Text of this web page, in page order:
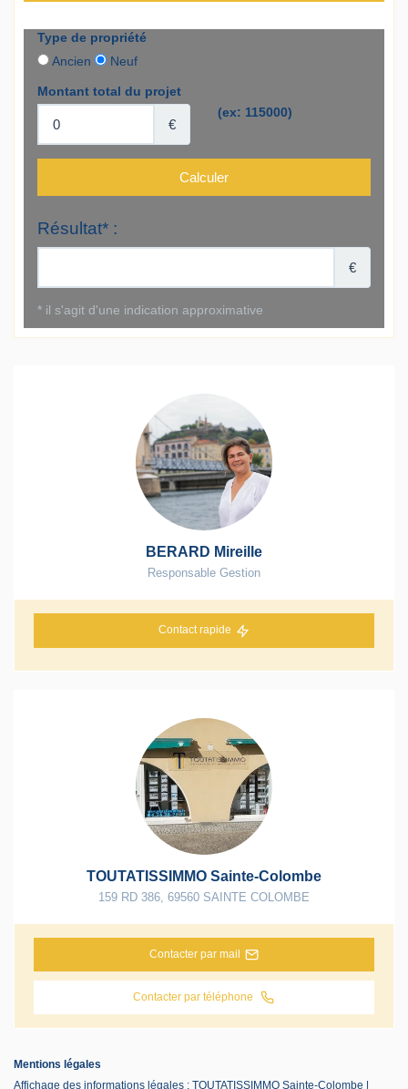
BERARD Mireille
Responsable Gestion
Contact rapide
TOUTATISSIMMO Sainte-Colombe
159 RD 386 69560 SAINTE COLOMBE
Contacter par mail
Contacter par téléphone
Mentions légales
Affichage des informations légales : TOUTATISSIMMO Sainte-Colombe |